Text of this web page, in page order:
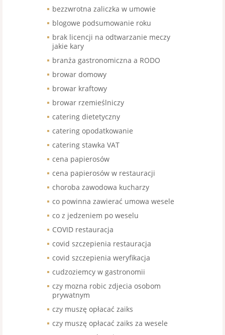
bezzwrotna zaliczka w umowie
blogowe podsumowanie roku
brak licencji na odtwarzanie meczy
jakie kary
branża gastronomiczna a RODO
browar domowy
browar kraftowy
browar rzemieślniczy
catering dietetyczny
catering opodatkowanie
catering stawka VAT
cena papierosów
cena papierosów w restauracji
choroba zawodowa kucharzy
co powinna zawierać umowa wesele
co z jedzeniem po weselu
COVID restauracja
covid szczepienia restauracja
covid szczepienia weryfikacja
cudzoziemcy w gastronomii
czy mozna robic zdjecia osobom
prywatnym
czy muszę opłacać zaiks
czy muszę opłacać zaiks za wesele